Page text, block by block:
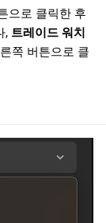
Deutsch
Français
Türkçe
으로 클릭한 후
, 트레이드 워치
쪽 버튼으로 클